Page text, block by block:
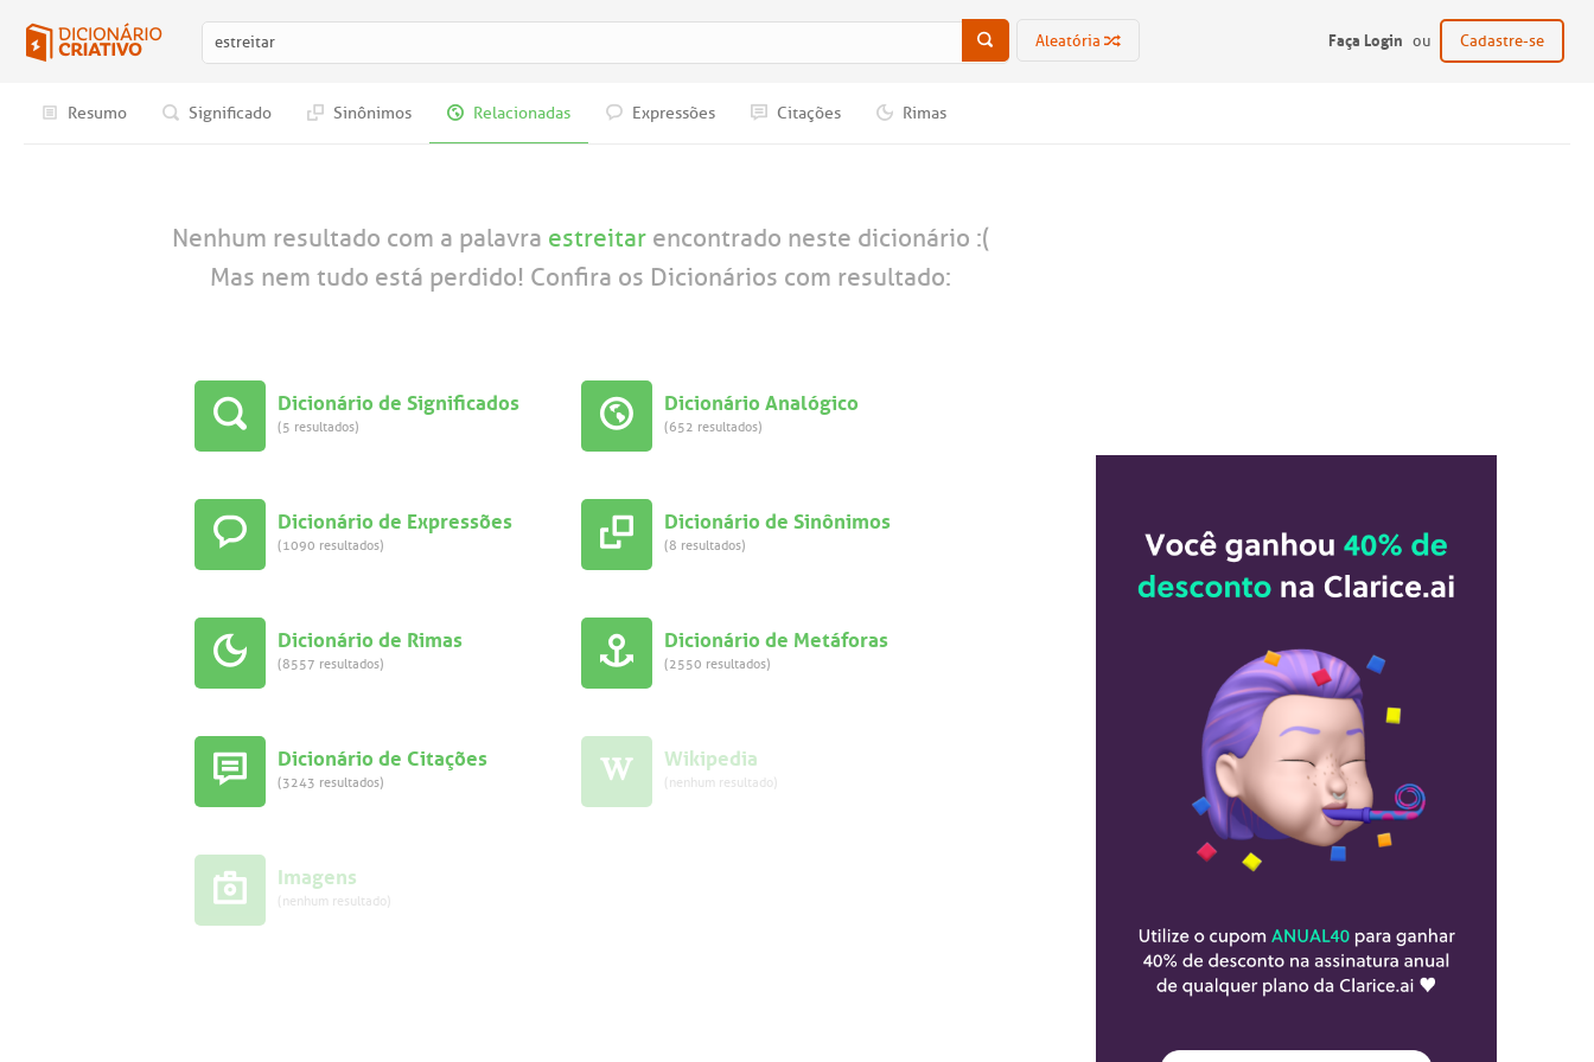
Aleatória Faça Login ou Cadastre-se
Resumo Significado Sinônimos Relacionadas Expressões Citações Rimas
Nenhum resultado com a palavra estreitarencontrado neste dicionário :(
Mas nem tudo está perdido! Confira os Dicionários com resultado:
Dicionário de Significados
(5 resultados)
Dicionário Analógico
(652 resultados)
Dicionário de Expressões
(1090 resultados)
Dicionário de Sinônimos
(8 resultados)
Dicionário de Rimas
(8557 resultados)
Dicionário de Metáforas
(2550 resultados)
Dicionário de Citações
(3243 resultados)
Wikipedia
(nenhum resultado)
Imagens
(nenhum resultado)